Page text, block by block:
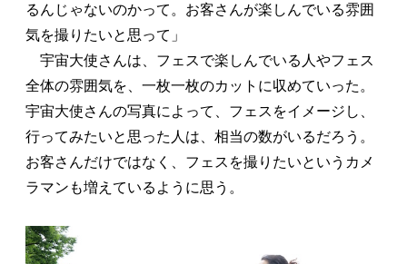
るんじゃないのかって。お客さんが楽しんでいる雰囲
気を撮りたいと思って」
宇宙大使さんは、フェスで楽しんでいる人やフェス
全体の雰囲気を、一枚一枚のカットに収めていった。
宇宙大使さんの写真によって、フェスをイメージし、
行ってみたいと思った人は、相当の数がいるだろう。
お客さんだけではなく、フェスを撮りたいというカメ
ラマンも増えているように思う。